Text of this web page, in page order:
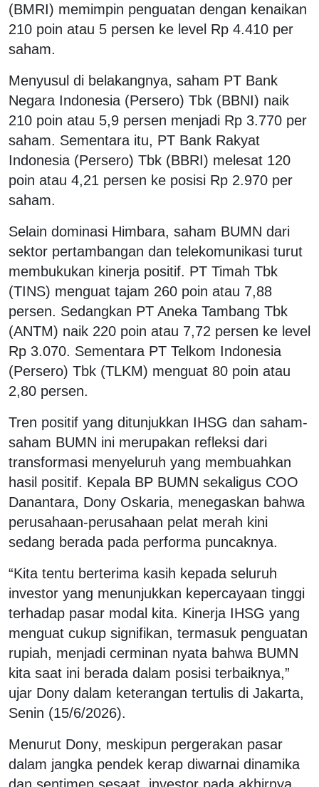
(BMRI) memimpin penguatan dengan kenaikan
210 poin atau 5 persen ke level Rp 4.410 per
saham.
Menyusul di belakangnya, saham PT Bank
Negara Indonesia (Persero) Tbk (BBNI) naik
210 poin atau 5,9 persen menjadi Rp 3.770 per
saham. Sementara itu, PT Bank Rakyat
Indonesia (Persero) Tbk (BBRI) melesat 120
poin atau 4,21 persen ke posisi Rp 2.970 per
saham.
Selain dominasi Himbara, saham BUMN dari
sektor pertambangan dan telekomunikasi turut
membukukan kinerja positif. PT Timah Tbk
(TINS) menguat tajam 260 poin atau 7,88
persen. Sedangkan PT Aneka Tambang Tbk
(ANTM) naik 220 poin atau 7,72 persen ke level
Rp 3.070. Sementara PT Telkom Indonesia
(Persero) Tbk (TLKM) menguat 80 poin atau
2,80 persen.
Tren positif yang ditunjukkan IHSG dan saham-
saham BUMN ini merupakan refleksi dari
transformasi menyeluruh yang membuahkan
hasil positif. Kepala BP BUMN sekaligus COO
Danantara, Dony Oskaria, menegaskan bahwa
perusahaan-perusahaan pelat merah kini
sedang berada pada performa puncaknya.
“Kita tentu berterima kasih kepada seluruh
investor yang menunjukkan kepercayaan tinggi
terhadap pasar modal kita. Kinerja IHSG yang
menguat cukup signifikan, termasuk penguatan
rupiah, menjadi cerminan nyata bahwa BUMN
kita saat ini berada dalam posisi terbaiknya,”
ujar Dony dalam keterangan tertulis di Jakarta,
Senin (15/6/2026).
Menurut Dony, meskipun pergerakan pasar
dalam jangka pendek kerap diwarnai dinamika